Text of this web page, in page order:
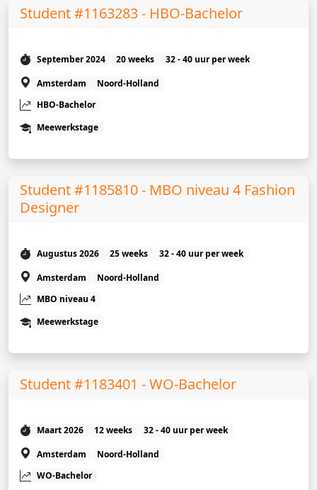
Student #1163283 - HBO-Bachelor
September 2024 20 weeks
32 - 40 uur per week
Amsterdam
Noord-Holland
HBO-Bachelor
Meewerkstage
Student #1185810 - MBO niveau 4 Fashion
Designer
Augustus 2026 25 weeks
32 - 40 uur per week
Amsterdam
Noord-Holland
MBO niveau 4
Meewerkstage
Student #1183401 - WO-Bachelor
Maart 2026 12 weeks
32 - 40 uur per week
Amsterdam
Noord-Holland
WO-Bachelor